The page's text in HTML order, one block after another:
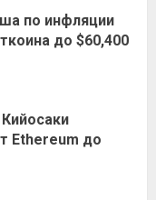
по инфляции
до $60,400
Ethereum до